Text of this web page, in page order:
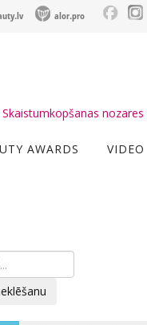
alor.pro
Skaistumkopšanas
AWARDS VIDEO